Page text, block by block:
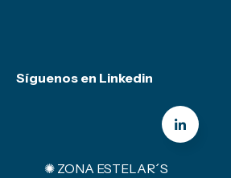
Síguenos en Linkedin
✺ ZONA ESTELAR´S